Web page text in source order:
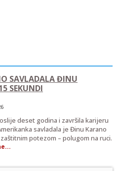
SAVLADALA ĐINU
SEKUNDI
deset godina i završila karijeru
savladala je Đinu Karano
potezom – polugom na ruci.